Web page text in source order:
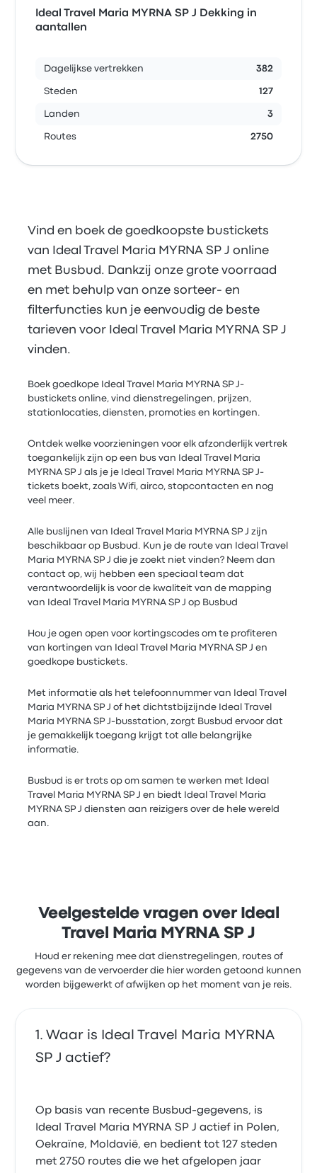
Ideal Travel Maria MYRNA SP J Dekking in
aantallen
Dagelijkse vertrekken 382
Steden 127
Landen 3
Routes 2750
Vind en boek de goedkoopste bustickets
van Ideal Travel Maria MYRNA SP J online
met Busbud. Dankzij onze grote voorraad
en met behulp van onze sorteer- en
filterfuncties kun je eenvoudig de beste
tarieven voor Ideal Travel Maria MYRNA SP J
vinden.
Boek goedkope Ideal Travel Maria MYRNA SP J-
bustickets online, vind dienstregelingen, prijzen,
stationlocaties, diensten, promoties en kortingen.
Ontdek welke voorzieningen voor elk afzonderlijk vertrek
toegankelijk zijn op een bus van Ideal Travel Maria
MYRNA SP J als je je Ideal Travel Maria MYRNA SP J-
tickets boekt, zoals Wifi, airco, stopcontacten en nog
veel meer.
Alle buslijnen van Ideal Travel Maria MYRNA SP J zijn
beschikbaar op Busbud. Kun je de route van Ideal Travel
Maria MYRNA SP J die je zoekt niet vinden? Neem dan
contact op, wij hebben een speciaal team dat
verantwoordelijk is voor de kwaliteit van de mapping
van Ideal Travel Maria MYRNA SP J op Busbud
Hou je ogen open voor kortingscodes om te profiteren
van kortingen van Ideal Travel Maria MYRNA SP J en
goedkope bustickets.
Met informatie als het telefoonnummer van Ideal Travel
Maria MYRNA SP J of het dichtstbijzijnde Ideal Travel
Maria MYRNA SP J-busstation, zorgt Busbud ervoor dat
je gemakkelijk toegang krijgt tot alle belangrijke
informatie.
Busbud is er trots op om samen te werken met Ideal
Travel Maria MYRNA SP J en biedt Ideal Travel Maria
MYRNA SP J diensten aan reizigers over de hele wereld
aan.
Veelgestelde vragen over Ideal
Travel Maria MYRNA SP J
Houd er rekening mee dat dienstregelingen, routes of
gegevens van de vervoerder die hier worden getoond kunnen
worden bijgewerkt of afwijken op het moment van je reis.
Waar is Ideal Travel Maria MYRNA
SP J actief?
Op basis van recente Busbud-gegevens, is
Ideal Travel Maria MYRNA SP J actief in Polen,
Oekraïne, Moldavië, en bedient tot 127 steden
met 2750 routes die we het afgelopen jaar